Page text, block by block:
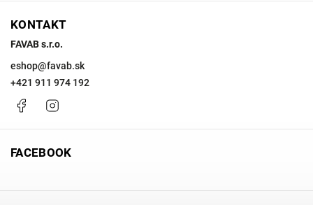
KONTAKT
FAVAB s.r.o.
eshop@favab.sk
+421 911 974 192
Facebook
FACEBOOK